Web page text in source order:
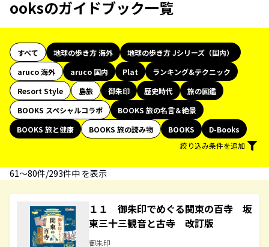
ooksのガイドブック一覧
すべて 地球の歩き方 海外
地球の歩き方 Jシリーズ（国内）
aruco 海外
aruco 国内 Plat
ランキング&テクニック
Resort Style
島旅 御朱印 歴史時代
旅の図鑑
BOOKS スペシャルコラボ
BOOKS 旅の名言＆絶景
BOOKS 旅と健康
BOOKS 旅の読み物 BOOKS
D-Books
絞り込み条件を追加
61〜80件/293件中 を表示
１１ 御朱印でめぐる関東の百寺 坂
東三十三観音と古寺 改訂版
御朱印